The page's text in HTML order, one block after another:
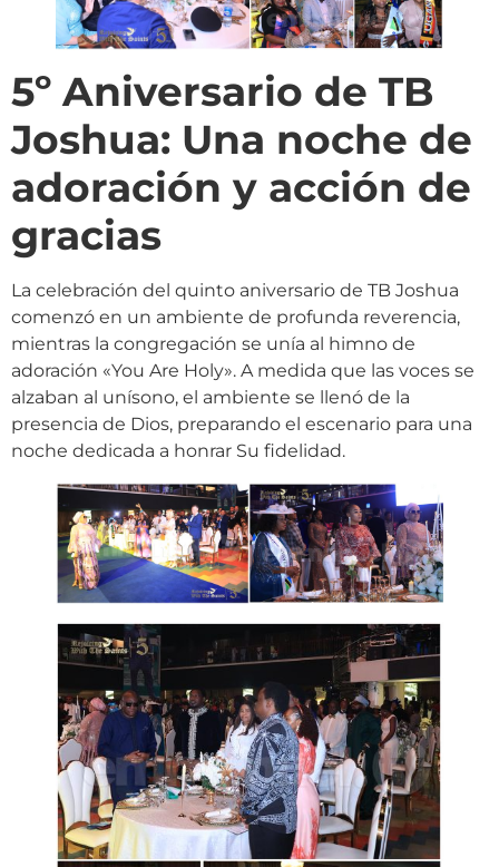
5º Aniversario de TB
Joshua: Una noche de
adoración y acción de
gracias
La celebración del quinto aniversario de TB Joshua
comenzó en un ambiente de profunda reverencia,
mientras la congregación se unía al himno de
adoración «You Are Holy». A medida que las voces se
alzaban al unísono, el ambiente se llenó de la
presencia de Dios, preparando el escenario para una
noche dedicada a honrar Su fidelidad.